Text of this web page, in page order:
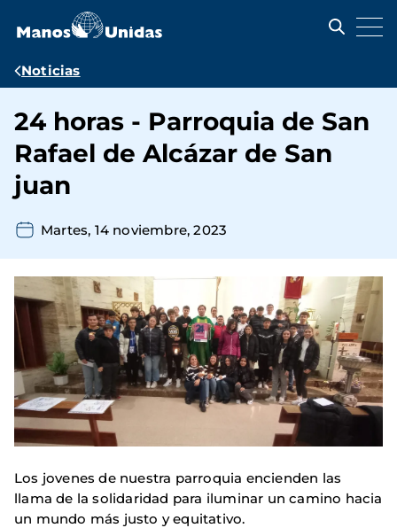
contenido
Ruta
navegación
Noticias
24 horas - Parroquia de San
Rafael de Alcázar de San
juan
Martes, 14 noviembre, 2023
Los jovenes de nuestra parroquia encienden las
llama de la solidaridad para iluminar un camino hacia
un mundo más justo y equitativo.